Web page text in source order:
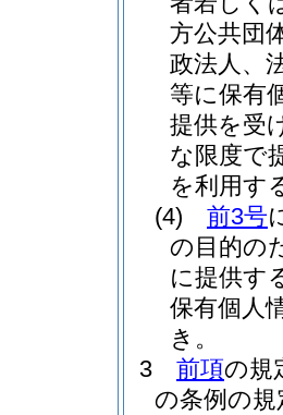
方公共団
政法人、
等に保有
提供を受
な限度で
を利用す
(4)
前3号
の目的の
に提供す
保有個人
き。
3
前項の規
の条例の